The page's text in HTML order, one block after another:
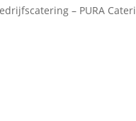
– PURA